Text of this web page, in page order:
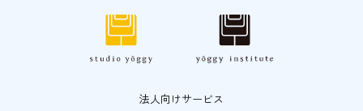
法人向けサービス